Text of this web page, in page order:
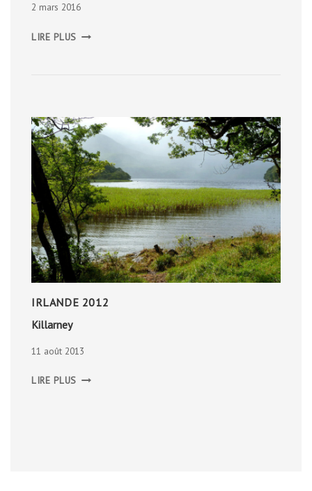
2 mars 2016
LIRE PLUS JANVIER
IRLANDE 2012
Killarney
11 août 2013
LIRE PLUS